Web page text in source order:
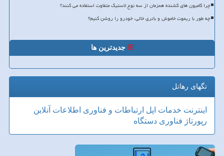
چرا کامیون های کشنده همزمان از سه نوع لاستیک متفاوت استفاده می کنند؟
چه طور با ریموت خاموش و باتری خالی، خودرو را روشن کنیم؟
جدیدترین ها
تگهای رهاتل
اینترنت خدمات اپل ارتباطات و فناوری اطلاعات آنلاین
رپورتاژ فناوری دستگاه